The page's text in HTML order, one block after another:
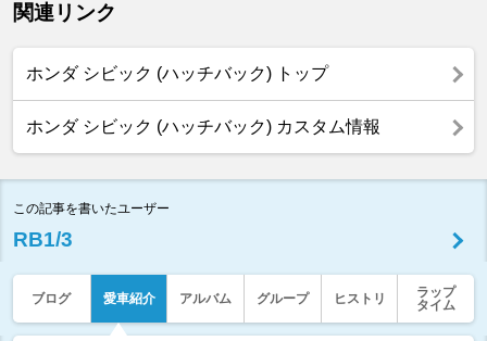
関連リンク
ホンダ シビック (ハッチバック) トップ
ホンダ シビック (ハッチバック) カスタム情報
この記事を書いたユーザー
RB1/3
ブログ 愛車紹介 アルバム グループ ヒストリ
ラップ
タイム